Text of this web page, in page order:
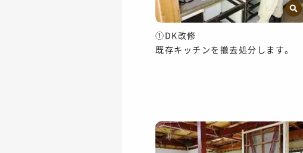
①DK改修
既存キッチンを撤去処分します。